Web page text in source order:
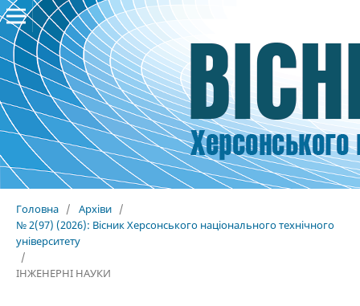
Головна / Архіви /
№ 2(97) (2026): Вісник Херсонського національного технічного
університету
/
ІНЖЕНЕРНІ НАУКИ